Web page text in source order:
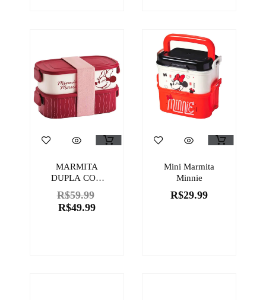
MARMITA
DUPLA COM
CINTA DISNEY
R$59.99
R$49.99
Mini Marmita
Minnie
R$29.99